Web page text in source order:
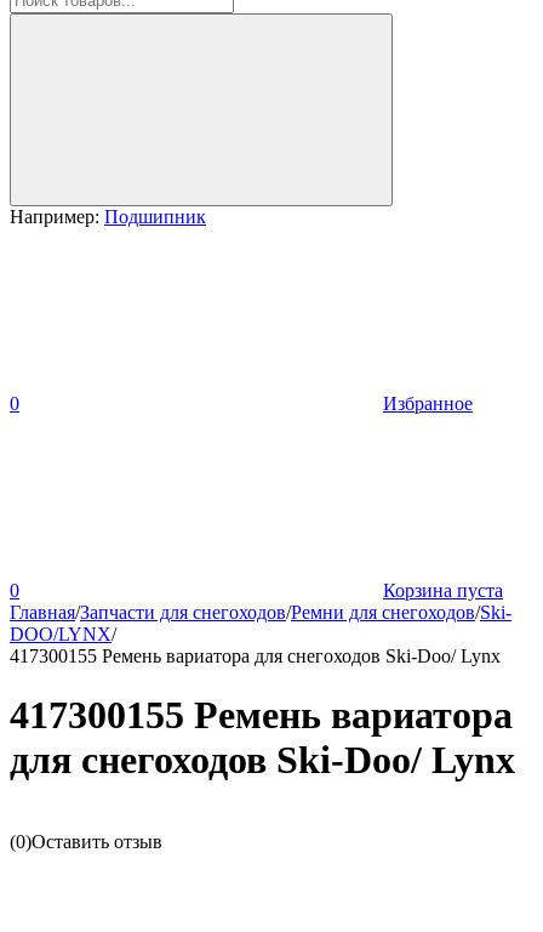
Например: Подшипник
0 Избранное
0
Корзина пуста
Главная/Запчасти для снегоходов/Ремни для снегоходов/Ski-
DOO/LYNX/
417300155 Ремень вариатора для снегоходов Ski-Doo/ Lynx
417300155 Ремень вариатора
для снегоходов Ski-Doo/ Lynx
(0)Оставить отзыв